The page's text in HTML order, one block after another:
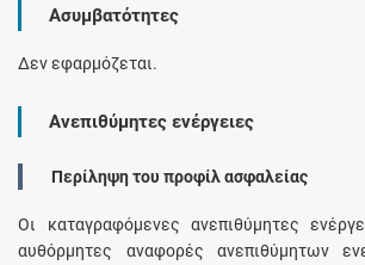
Ασυμβατότητες
Δεν εφαρμόζεται.
Ανεπιθύμητες ενέργειες
Περίληψη του προφίλ ασφαλείας
Οι καταγραφόμενες ανεπιθύμητες
αυθόρμητες αναφορές ανεπιθύμητων